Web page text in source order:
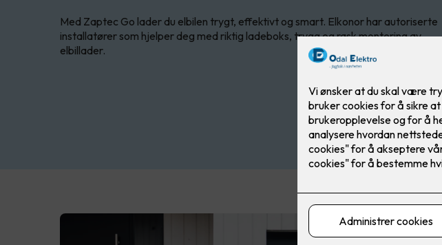
Med Zaptec Go lader du elbilen trygt, effektivt og smart. Elkonor har autoriserte
installatører som hjelper deg med riktig ladeboks, trygg og rask montering av
elbillader.